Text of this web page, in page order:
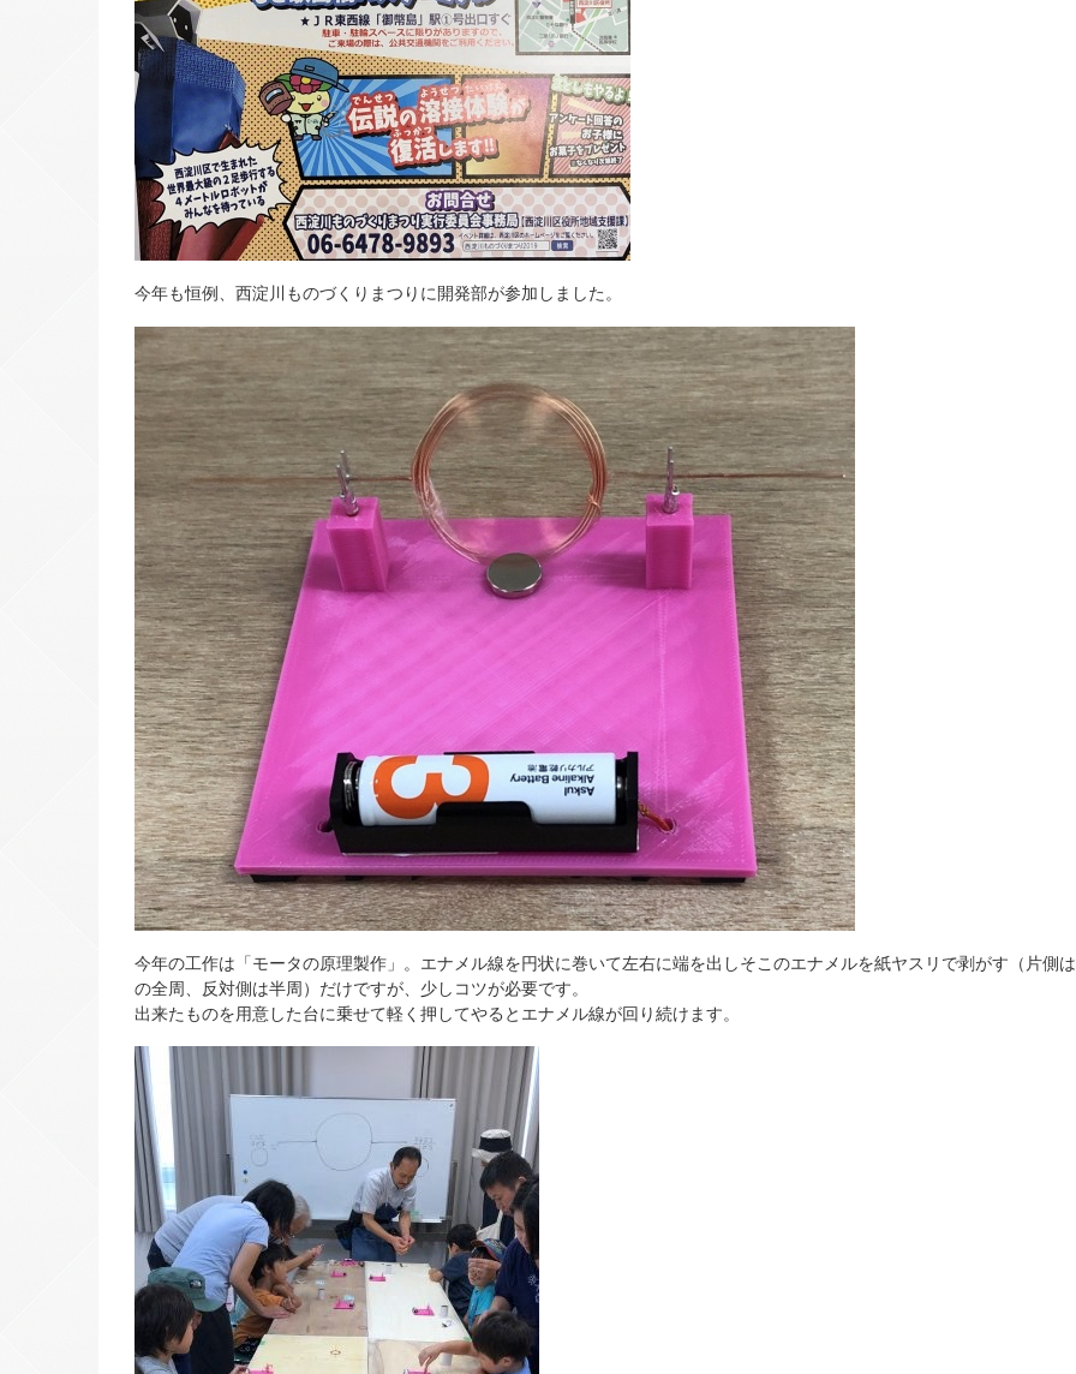
今年も恒例、西淀川ものづくりまつりに開発部が参加しました。
今年の工作は「モータの原理製作」。エナメル線を円状に巻いて左右に端を出しそこのエナメルを紙ヤスリで剥がす（片側
の全周、反対側は半周）だけですが、少しコツが必要です。
出来たものを用意した台に乗せて軽く押してやるとエナメル線が回り続けます。